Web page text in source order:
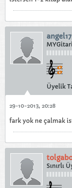
Üyelik
29-10-2013, 20:28
fark yok ne çalmak
Sınırlı